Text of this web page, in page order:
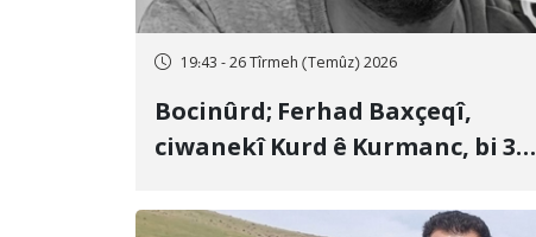
19:43 - 26 Tîrmeh (Temûz) 2026
Bocinûrd; Ferhad Baxçeqî,
ciwanekî Kurd ê Kurmanc, bi 3
cezakirin